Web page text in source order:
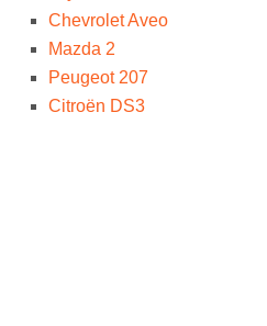
Chevrolet Aveo
Mazda 2
Peugeot 207
Citroën DS3